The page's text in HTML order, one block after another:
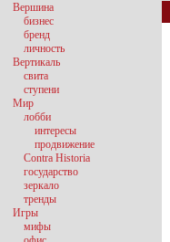
Вершина
бизнес
бренд
личность
Вертикаль
свита
ступени
Мир
лобби
интересы
продвижение
Contra Historia
государство
зеркало
тренды
Игры
мифы